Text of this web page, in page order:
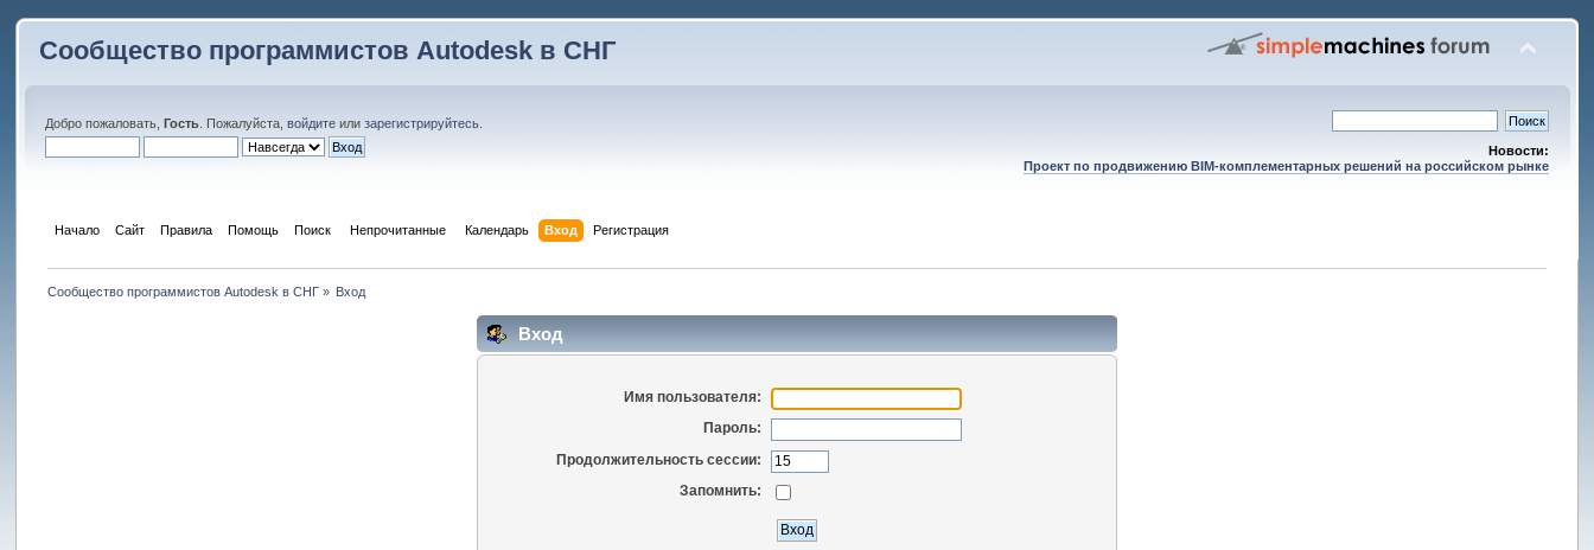
Сообщество программистов Autodesk в СНГ
Добро пожаловать,Гость . Пожалуйста,войдите илизарегистрируйтесь
Новости:
Проект по продвижению BIM-комплементарных решений на российском рынке
Начало Сайт Правила Помощь Поиск Непрочитанные Календарь Вход Регистрация
Сообщество программистов Autodesk в СНГ» Вход
Вход
Имя пользователя:
Пароль:
Продолжительность сессии:
Запомнить: